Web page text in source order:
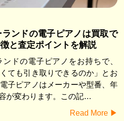
ンドの電子ピアノは買取で
と査定ポイントを解説
ドの電子ピアノをお持ちで、
ても引き取りできるのか」とお
子ピアノはメーカーや型番、年
が変わります。この記…
Read More ▶︎